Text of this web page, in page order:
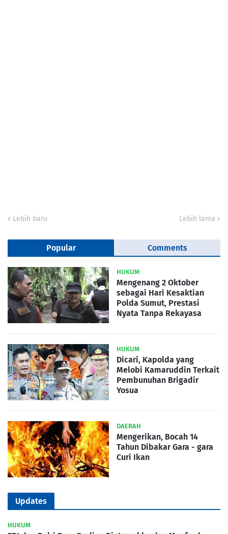
Lebih baru Lebih lama
Popular Comments
HUKUM
Mengenang 2 Oktober
sebagai Hari Kesaktian
Polda Sumut, Prestasi
Nyata Tanpa Rekayasa
HUKUM
Dicari, Kapolda yang
Melobi Kamaruddin Terkait
Pembunuhan Brigadir
Yosua
DAERAH
Mengerikan, Bocah 14
Tahun Dibakar Gara - gara
Curi Ikan
Updates
HUKUM